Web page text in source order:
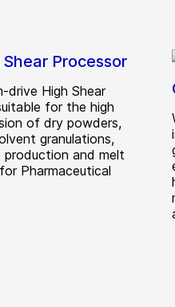
Processor
drive High Shear
for the high
of dry powders,
granulations,
and melt
Pharmaceutical